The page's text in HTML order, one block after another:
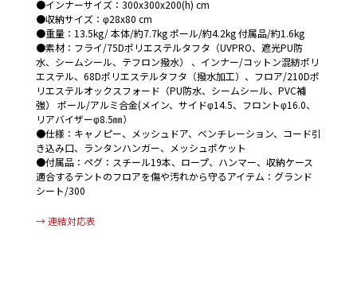
●インナーサイズ：300x300x200(h) cm
●収納サイズ：φ28x80 cm
●重量：13.5kg/ 本体/約7.7kg ポール/約4.2kg 付属品/約1.6kg
●素材：フライ/75Dポリエステルタフタ（UVPRO、遮光PU防
水、シームシール、テフロン撥水） 、インナー/コットン混紡ポリ
エステル、68Dポリエステルタフタ（撥水加工）、フロア/210Dポ
リエステルオックスフォード（PU防水、シームシール、PVC補
強） ポール/アルミ合金(メイン、サイドφ14.5、フロントφ16.0、
リアバイザーφ8.5㎜）
●仕様：キャノピー、メッシュドア、ベンチレーション、コード引
き込み口、ランタンハンガー、メッシュポケット
●付属品：ペグ：スチール19本、ロープ、ハンマー、収納ケース
適合するテントのフロアを傷や汚れから守るアイテム：グランド
シート/300
→ 連結対応表